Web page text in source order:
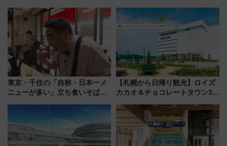
東京・千住の「自称・日本一メ
ニューが多い」立ち食いそば屋
7/27夜10時～放送
【札幌から日帰り観光】ロイズ
カカオ＆チョコレートタウン3周
詰め放題を開催、ロイズタウン
駅からのアクセスも